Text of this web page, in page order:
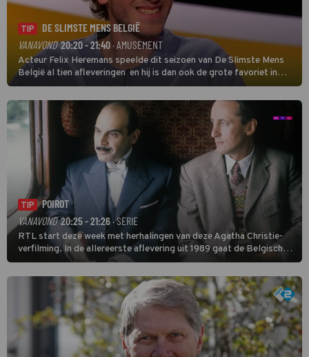
TIP
DE SLIMSTE MENS BELGIË
VANAVOND 20:20 - 21:40· AMUSEMENT
Acteur Felix Heremans speelde dit seizoen van De Slimste Mens
België al tien afleveringen en hij is dan ook de grote favoriet in
deze seizoensfinale. En er is Nederlandse inbreng, want komiek
Soundos El Ahmadi neemt plaats aan de jurytafel.
TIP
POIROT
VANAVOND 20:25 - 21:26 · SERIE
RTL start deze week met herhalingen van deze Agatha Christie-
verfilming. In de allereerste aflevering uit 1989 gaat de Belgische
speurder op zoek naar een vermiste kok. Poirot raakt al snel
verwikkeld in een moordzaak. (HH)